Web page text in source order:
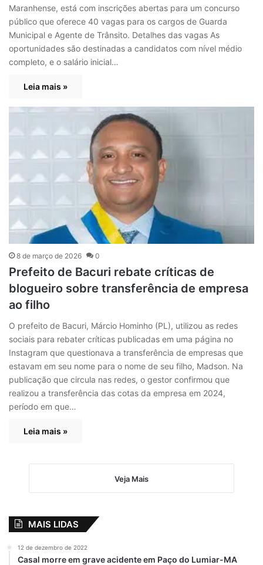
Maranhense, está com inscrições abertas para um concurso
público que oferece 40 vagas para os cargos de Guarda
Municipal e Agente de Trânsito. Detalhes das vagas As
oportunidades são destinadas a candidatos com nível médio
completo, e o salário inicial…
Leia mais »
8 de março de 2026 0
Prefeito de Bacuri rebate críticas de
blogueiro sobre transferência de empresa
ao filho
O prefeito de Bacuri, Márcio Hominho (PL), utilizou as redes
sociais para rebater críticas publicadas em uma página no
Instagram que questionava a transferência de empresas que
estavam em seu nome para o nome de seu filho, Madson. Na
publicação que circula nas redes, o gestor confirmou que
realizou a transferência das cotas da empresa em 2024,
período em que…
Leia mais »
Veja Mais
MAIS LIDAS
12 de dezembro de 2022
Casal morre em grave acidente em Paço do Lumiar-MA